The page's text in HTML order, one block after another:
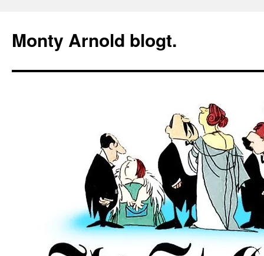
springen
Monty Arnold blogt.